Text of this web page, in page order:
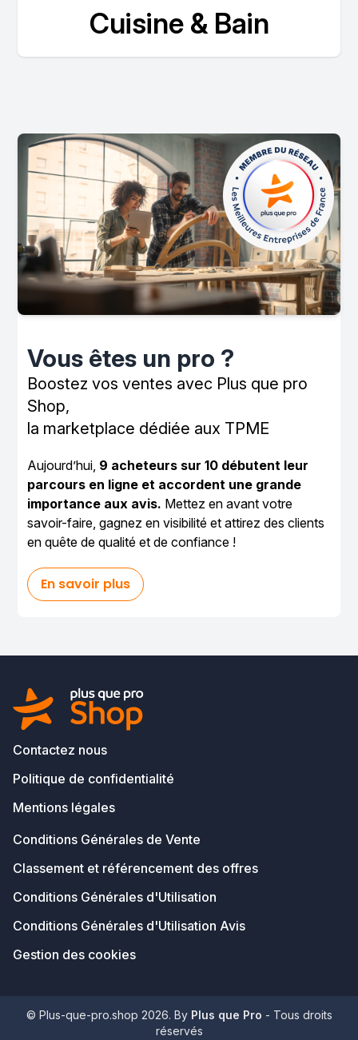
Cuisine & Bain
Vous êtes un pro ?
Boostez vos ventes avec Plus que pro
Shop,
la marketplace dédiée aux TPME
Aujourd’hui, 9 acheteurs sur 10 débutent leur
parcours en ligne et accordent une grande
importance aux avis. Mettez en avant votre
savoir-faire, gagnez en visibilité et attirez des clients
en quête de qualité et de confiance !
En savoir plus
Contactez nous
Politique de confidentialité
Mentions légales
Conditions Générales de Vente
Classement et référencement des offres
Conditions Générales d'Utilisation
Conditions Générales d'Utilisation Avis
Gestion des cookies
© Plus-que-pro.shop 2026. By Plus que Pro - Tous droits
réservés